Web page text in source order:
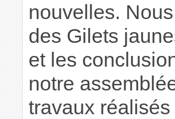
nouvelles.
des Gilets
et les
notre
travaux